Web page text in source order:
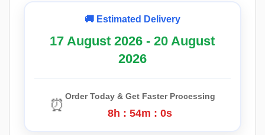
🚚 Estimated Delivery
17 August 2026 - 20 August
2026
⏰
Order Today & Get Faster Processing
8h : 53m : 59s